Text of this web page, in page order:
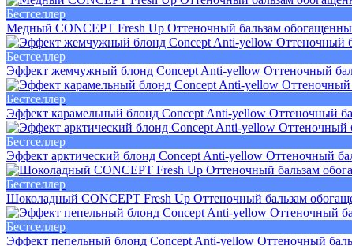
Бестселлер
Медный CONCEPT Fresh Up Оттеночный бальзам
Бестселлер
Эффект жемчужный блонд Concept Anti-yellow Оттеночный
Бестселлер
Эффект карамельный блонд Concept Anti-yellow Оттеночный
Бестселлер
Эффект арктический блонд Concept Anti-yellow Оттеночный
Бестселлер
Шоколадный CONCEPT Fresh Up Оттеночный бальзам
Бестселлер
Эффект пепельный блонд Concept Anti-yellow Оттеночный